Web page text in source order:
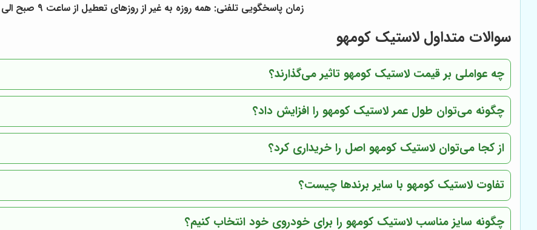
زمان پاسخگویی تلفنی: همه روزه به غیر از روزهای تعطیل از ساعت 9 صبح الی 5 بعدازظهر
سوالات متداول لاستیک کومهو
چه عواملی بر قیمت لاستیک کومهو تاثیر می‌گذارند؟
چگونه می‌توان طول عمر لاستیک کومهو را افزایش داد؟
از کجا می‌توان لاستیک کومهو اصل را خریداری کرد؟
تفاوت لاستیک کومهو با سایر برندها چیست؟
چگونه سایز مناسب لاستیک کومهو را برای خودروی خود انتخاب کنیم؟